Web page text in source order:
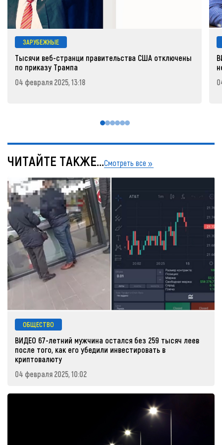
ЗАРУБЕЖНЫЕ
Тысячи веб-странци правительства США отключены
по приказу Трампа
04 февраля 2025, 13:18
ЧИТАЙТЕ ТАКЖЕ...Смотреть все
ОБЩЕСТВО
ВИДЕО 67-летний мужчина остался без 259 тысяч леев
после того, как его убедили инвестировать в
криптовалюту
04 февраля 2025, 10:02